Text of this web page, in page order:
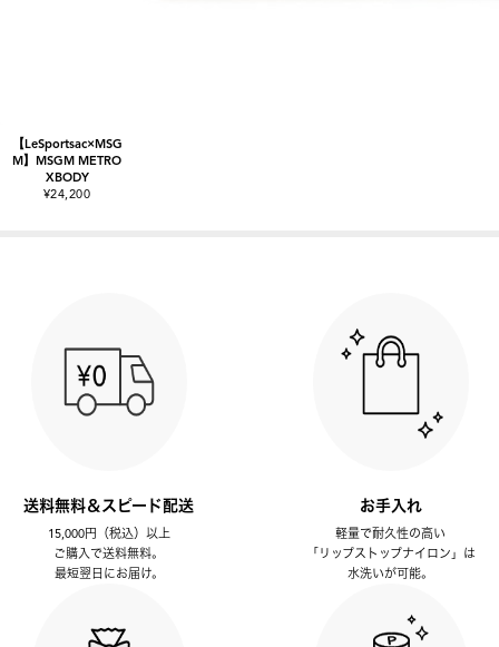
【LeSportsac×MSG
M】MSGM METRO
XBODY
¥24,200
送料無料＆スピード配送
15,000円（税込）以上
ご購入で送料無料。
最短翌日にお届け。
お手入れ
軽量で耐久性の高い
「リップストップナイロン」は
水洗いが可能。